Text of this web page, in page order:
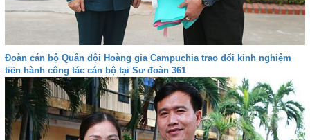
Đoàn cán bộ Quân đội Hoàng gia Campuchia trao đổi kinh nghiệm
tiến hành công tác cán bộ tại Sư đoàn 361